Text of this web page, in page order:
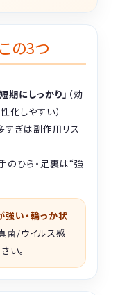
の3つ
期にしっかり」 （効
化しやすい）
すぎは副作用リス
のひら・足裏は“強
強い・輪っか状
菌/ウイルス感
い。